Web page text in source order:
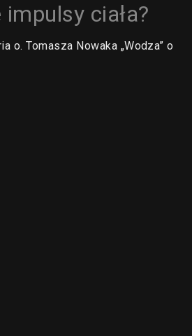
ciała?
o. Tomasza Nowaka „Wodza” o